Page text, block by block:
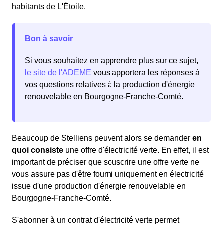
habitants de L'Étoile.
Bon à savoir
Si vous souhaitez en apprendre plus sur ce sujet,
le site de l'ADEME vous apportera les réponses à
vos questions relatives à la production d'énergie
renouvelable en Bourgogne-Franche-Comté.
Beaucoup de Stelliens peuvent alors se demander en
quoi consiste une offre d'électricité verte. En effet, il est
important de préciser que souscrire une offre verte ne
vous assure pas d'être fourni uniquement en électricité
issue d'une production d'énergie renouvelable en
Bourgogne-Franche-Comté.
S'abonner à un contrat d'électricité verte permet